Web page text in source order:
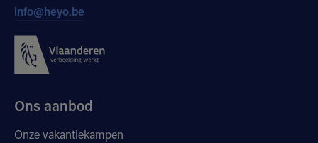
info@heyo.be
Ons aanbod
Onze vakantiekampen